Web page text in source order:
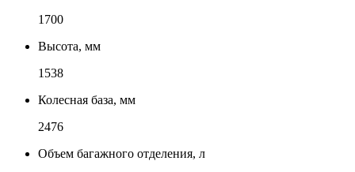
1700
Высота, мм
1538
Колесная база, мм
2476
Объем багажного отделения, л